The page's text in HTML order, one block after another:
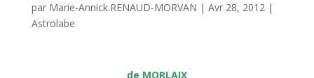
par Marie-Annick.RENAUD-MORVAN | Avr 28, 2012|
Astrolabe
de MORLAIX